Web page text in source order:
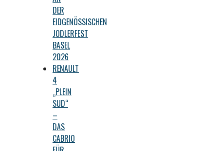
DER
EIDGENÖSSISCHEN
JODLERFEST
BASEL
2026
RENAULT
4
„PLEIN
SUD“
–
DAS
CABRIO